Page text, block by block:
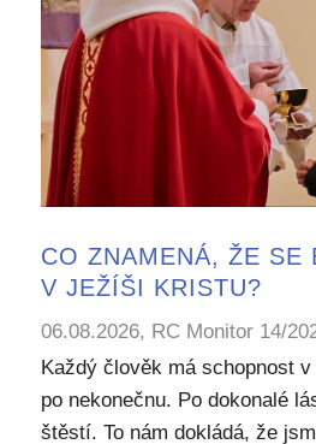
CO ZNAMENÁ, ŽE SE
V JEŽÍŠI KRISTU?
06.08.2026, RC Monitor 14/
Každý člověk má schopnost
po nekonečnu. Po dokonalé
štěstí. To nám dokládá, že